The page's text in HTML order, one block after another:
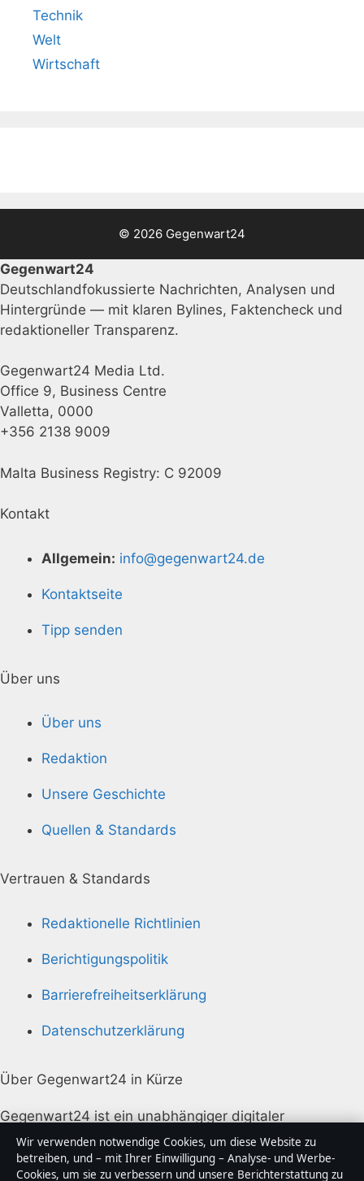
Technik
Welt
Wirtschaft
© 2026 Gegenwart24
Gegenwart24
Deutschlandfokussierte Nachrichten, Analysen und
Hintergründe — mit klaren Bylines, Faktencheck und
redaktioneller Transparenz.
Gegenwart24 Media Ltd.
Office 9, Business Centre
Valletta, 0000
+356 2138 9009
Malta Business Registry: C 92009
Kontakt
Allgemein: info@gegenwart24.de
Kontaktseite
Tipp senden
Über uns
Über uns
Redaktion
Unsere Geschichte
Quellen & Standards
Vertrauen & Standards
Redaktionelle Richtlinien
Berichtigungspolitik
Barrierefreiheitserklärung
Datenschutzerklärung
Über Gegenwart24 in Kürze
Gegenwart24 ist ein unabhängiger digitaler
Nachrichtenanbieter mit Fokus auf Politik, Wirtschaft,
Technik und Gesellschaft in Deutschland. Jeder Artikel
trägt eine Byline, wird von einem Redakteur geprüft
Wir verwenden notwendige Cookies, um diese Website zu
betreiben, und – mit Ihrer Einwilligung – Analyse- und Werbe-
Cookies, um sie zu verbessern und unsere Berichterstattung zu